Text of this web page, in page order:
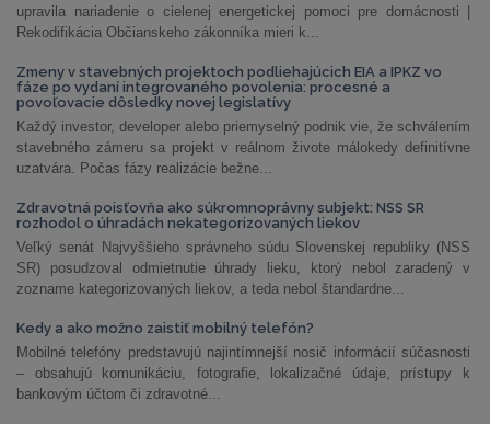
upravila nariadenie o cielenej energetickej pomoci pre domácnosti |
Rekodifikácia Občianskeho zákonníka mieri k...
Zmeny v stavebných projektoch podliehajúcich EIA a IPKZ vo
fáze po vydaní integrovaného povolenia: procesné a
povoľovacie dôsledky novej legislatívy
Každý investor, developer alebo priemyselný podnik vie, že schválením
stavebného zámeru sa projekt v reálnom živote málokedy definitívne
uzatvára. Počas fázy realizácie bežne...
Zdravotná poisťovňa ako súkromnoprávny subjekt: NSS SR
rozhodol o úhradách nekategorizovaných liekov
Veľký senát Najvyššieho správneho súdu Slovenskej republiky (NSS
SR) posudzoval odmietnutie úhrady lieku, ktorý nebol zaradený v
zozname kategorizovaných liekov, a teda nebol štandardne...
Kedy a ako možno zaistiť mobilný telefón?
Mobilné telefóny predstavujú najintímnejší nosič informácií súčasnosti
– obsahujú komunikáciu, fotografie, lokalizačné údaje, prístupy k
bankovým účtom či zdravotné...